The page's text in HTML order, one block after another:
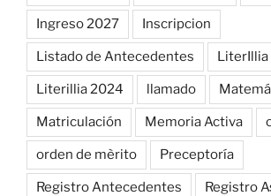
Ingreso 2027 Inscripcion
Listado de Antecedentes LiterIllia
Literillia 2024 llamado
Matriculación Memoria Activa
orden de mèrito Preceptoría
Registro Antecedentes Registro